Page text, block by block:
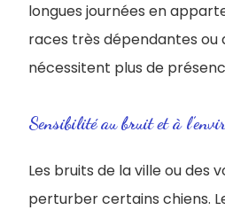
longues journées en
races très dépendantes ou
nécessitent plus de
Sensibilité au bruit et à
Les bruits de la ville ou des
perturber certains chiens.